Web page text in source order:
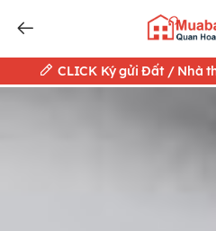
CLICK Ký gửi Đất / Nhà